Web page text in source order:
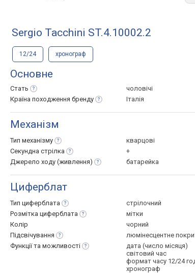
Sergio Tacchini ST.4.10002.2
12/24 хронограф
Основне
Стать
чоловічі
Країна походження бренду Італія
Механізм
Тип механізму
кварцові
Секундна стрілка
+
Джерело ходу (живлення) батарейка
Циферблат
Тип циферблата
стрілочний
Розмітка циферблата
мітки
Колір
чорний
Підсвічування
люмінесцентне
Функції та можливості
дата (число місяця)
світовий час
формат часу 12/24
хронограф